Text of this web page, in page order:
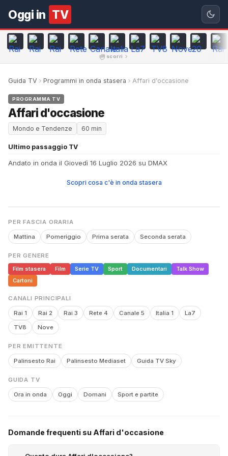
Oggi in TV
scorri
Guida TV Programmi in onda stasera Affari d'occasione
PROGRAMMA TV
Affari d'occasione
Mondo e Tendenze 60 min
Ultimo passaggio TV
Andato in onda il Giovedì 16 Luglio 2026 su DMAX
Scopri cosa c'è in onda stasera
PER FASCIA ORARIA
Mattina Pomeriggio Prima serata Seconda serata
PER GENERE
Film stasera
Film Serie TV Sport Documentari
Talk Show
Cartoni
CANALI PRINCIPALI
Rai 1 Rai 2 Rai 3 Rete 4 Canale 5 Italia 1
La7
TV8
Nove
PER EMITTENTE
Palinsesto Rai Palinsesto Mediaset Guida TV Sky
GUIDA TV
Ora in onda Oggi Domani Sport e partite
Domande frequenti su Affari d'occasione